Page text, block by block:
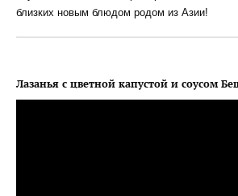
близких новым блюдом родом из Азии!
Лазанья с цветной капустой и соусом